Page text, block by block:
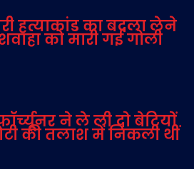
हत्याकांड का बदला लेने
को मारी गई गोली
ने ले ली दो बेटियों
की तलाश में निकली थीं